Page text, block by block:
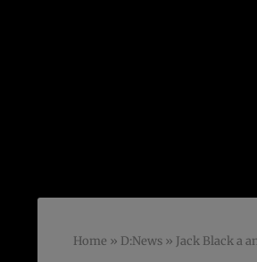
Home » D:News » Jack Black a